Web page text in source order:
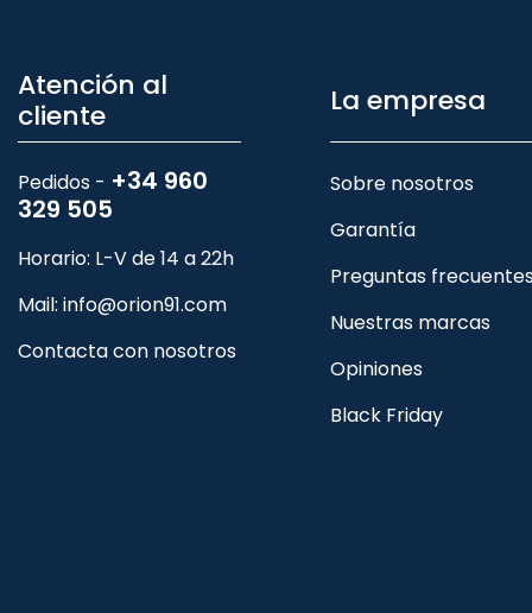
Atención al
cliente
Pedidos - +34 960
329 505
Horario: L-V de 14 a 22h
Mail: info@orion91.com
Contacta con nosotros
La empresa
Sobre nosotros
Garantía
Preguntas
Nuestras marcas
Opiniones
Black Friday